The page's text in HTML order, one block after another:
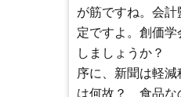
が筋ですね。会
定ですよ。創価
しましょうか？
序に、新聞は軽
は何故？ 食品な